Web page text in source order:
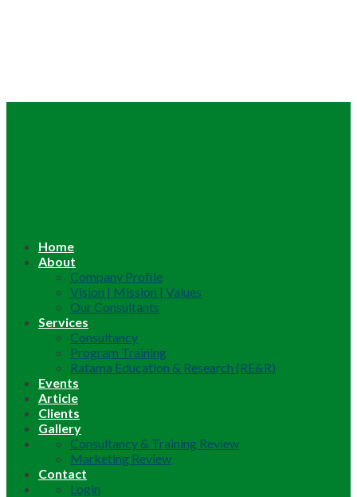
Home
About
Company Profile
Vision | Mission | Values
Our Consultants
Services
Consultancy
Program Training
Ratama Education & Research (RE&R)
Events
Article
Clients
Gallery
Consultancy & Training Review
Marketing Review
Contact
Login